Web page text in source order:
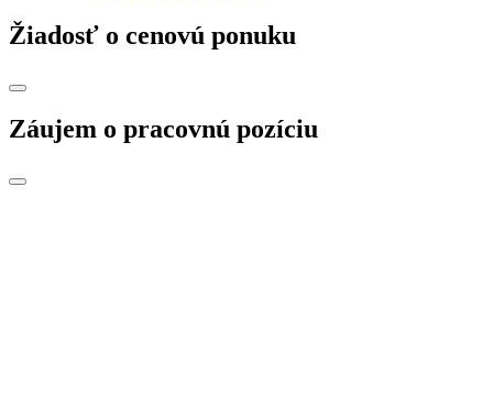
Žiadosť o cenovú ponuku
Záujem o pracovnú pozíciu